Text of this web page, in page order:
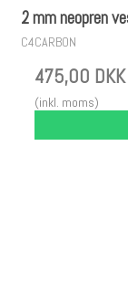
2 mm neopren
C4CARBON
475,00 DKK
(inkl. moms)